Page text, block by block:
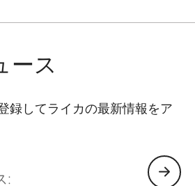
ース
録してライカの最新情報をア